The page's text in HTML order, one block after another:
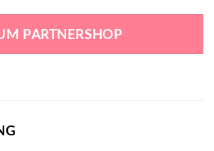
€
ist:
24,99 €.
PARTNERSHOP